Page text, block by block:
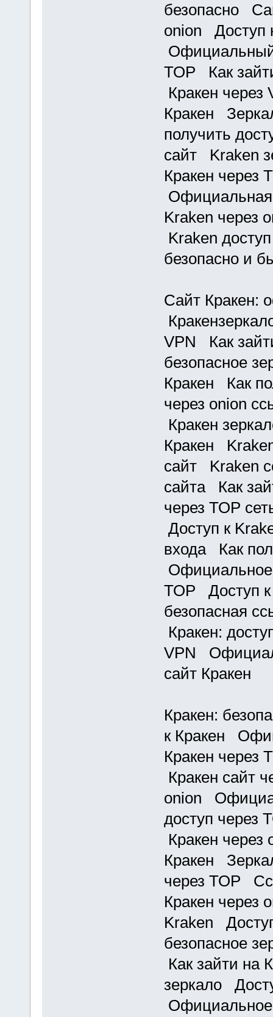
безопасно
onion Доступ
Официальный
ТОР Как
Кракен
Кракен
получить
сайт Kraken
Кракен через
Kraken
Kraken
безопасно и
Сайт Кракен:
VPN Как
безопасное
Кракен Как
через onion
Кракен
Кракен
сайт Kraken
сайта Как
через ТОР
Доступ к
входа Как
Официальное
ТОР Доступ к
безопасная
Кракен:
VPN
сайт Кракен
Кракен:
к Кракен
Кракен
Кракен сайт
onion
доступ через
Кракен
Кракен
через ТОР
Кракен
Kraken
безопасное
Как зайти на
зеркало
Официальное